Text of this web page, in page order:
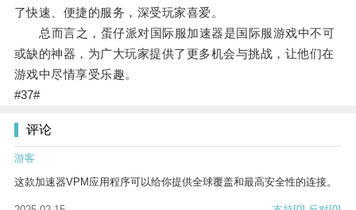
了快速、便捷的服务，深受玩家喜爱。
总而言之，蛋仔派对国际服加速器是国际服游戏中不可
或缺的神器，为广大玩家提供了更多机会与挑战，让他们在
游戏中尽情享受乐趣。
#37#
评论
游客
这款加速器VPM应用程序可以给你提供全球覆盖和最高安全性的连接。